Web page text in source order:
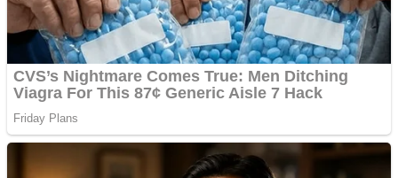
Ofera def între special